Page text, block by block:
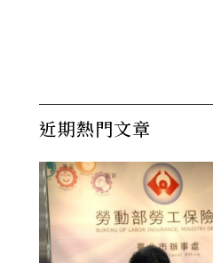
近期熱門文章